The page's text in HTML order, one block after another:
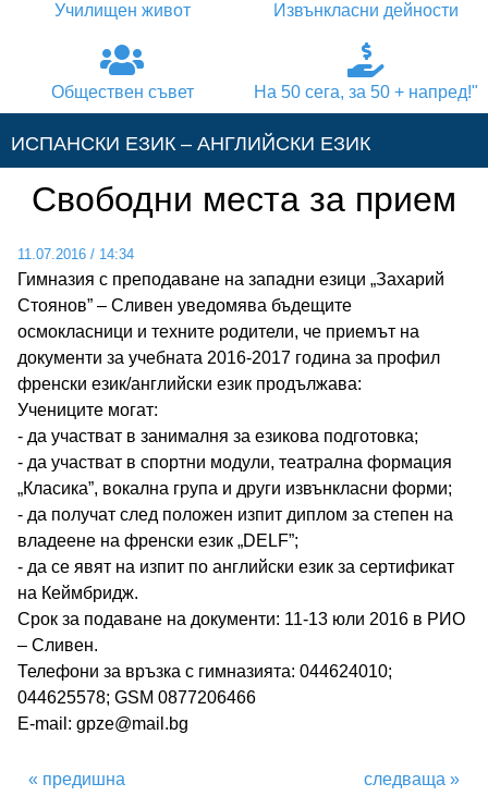
Училищен живот Извънкласни дейности
Обществен съвет На 50 сега, за 50 + напред!"
ИСПАНСКИ ЕЗИК – АНГЛИЙСКИ ЕЗИК
АНГЛИЙСКИ ЕЗИК – ИСПАНСКИ ЕЗИК
АНГЛИЙСКИ ЕЗИК – НЕМСКИ ЕЗИК
АНГЛИЙСКИ ЕЗИК – ГРЪЦКИ ЕЗИК
НЕМСКИ ЕЗИК – АНГЛИЙСКИ ЕЗИК
През учебната 2026/2027 година ПГПЗЕ „Захарий
Стоянов“ ще приеме ученици в следните
паралелки с профил „Чужди езици“::
Свободни места за прием
11.07.2016 / 14:34
Гимназия с преподаване на западни езици „Захарий
Стоянов” – Сливен уведомява бъдещите
осмокласници и техните родители, че приемът на
документи за учебната 2016-2017 година за профил
френски език/английски език продължава:
Учениците могат:
- да участват в занималня за езикова подготовка;
- да участват в спортни модули, театрална формация
„Класика”, вокална група и други извънкласни форми;
- да получат след положен изпит диплом за степен на
владеене на френски език „DELF”;
- да се явят на изпит по английски език за сертификат
на Кеймбридж.
Срок за подаване на документи: 11-13 юли 2016 в РИО
– Сливен.
Телефони за връзка с гимназията: 044624010;
044625578; GSM 0877206466
E-mail: gpze@mail.bg
« предишна следваща »